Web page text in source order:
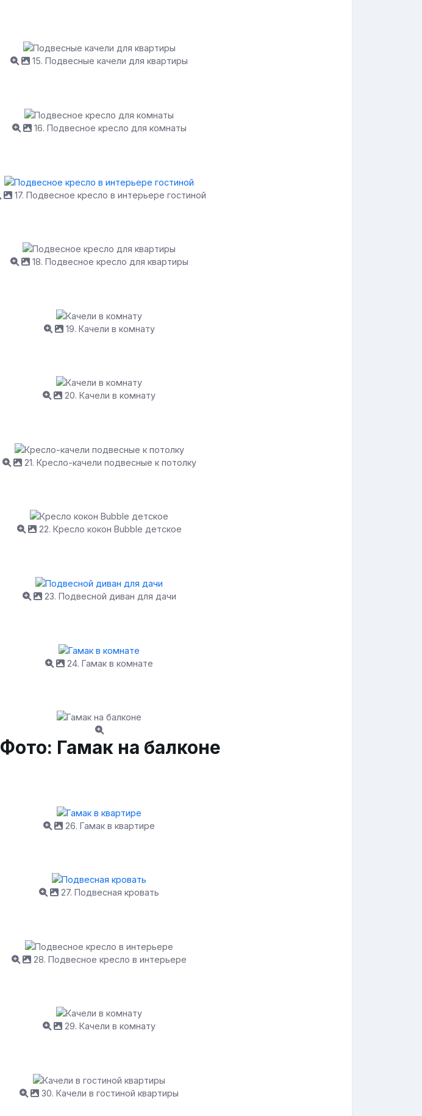
15. Подвесные качели для квартиры
16. Подвесное кресло для комнаты
17. Подвесное кресло в интерьере гостиной
18. Подвесное кресло для квартиры
19. Качели в комнату
20. Качели в комнату
21. Кресло-качели подвесные к потолку
22. Кресло кокон Bubble детское
23. Подвесной диван для дачи
24. Гамак в комнате
Фото: Гамак на балконе
26. Гамак в квартире
27. Подвесная кровать
28. Подвесное кресло в интерьере
29. Качели в комнату
30. Качели в гостиной квартиры